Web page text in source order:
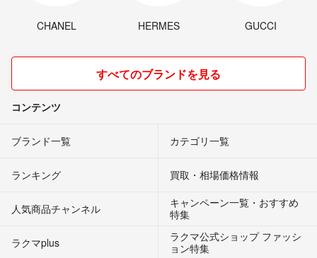
CHANEL HERMES GUCCI
すべてのブランドを見る
コンテンツ
ブランド一覧 カテゴリ一覧
ランキング 買取・相場価格情報
人気商品チャンネル
キャンペーン一覧・おすすめ
特集
ラクマplus
ラクマ公式ショップ ファッシ
ョン特集